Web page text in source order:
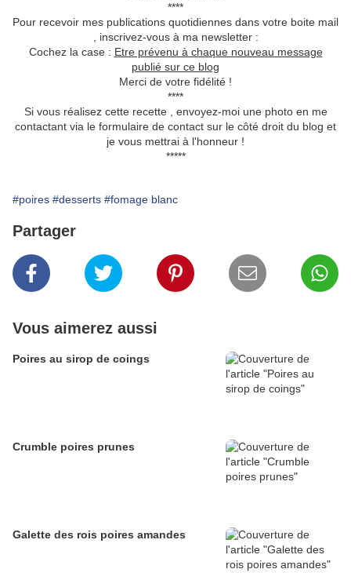
****
Pour recevoir mes publications quotidiennes dans votre boite mail
, inscrivez-vous à ma newsletter :
Cochez la case : Etre prévenu à chaque nouveau message
publié sur ce blog
Merci de votre fidélité !
****
Si vous réalisez cette recette , envoyez-moi une photo en me
contactant via le formulaire de contact sur le côté droit du blog et
je vous mettrai à l'honneur !
*****
#poires #desserts #fomage blanc
Partager
Vous aimerez aussi
Poires au sirop de coings
Crumble poires prunes
Galette des rois poires amandes